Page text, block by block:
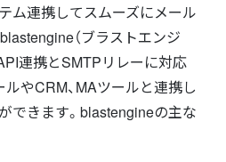
ム連携してスムーズにメール
（ブラストエンジ
連携とSMTPリレーに対応
ルやCRM、MAツールと連携し
できます。blastengineの主な